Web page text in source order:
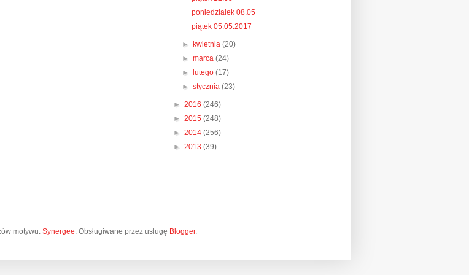
poniedziałek 08.05
piątek 05.05.2017
► kwietnia(20)
►marca(24)
►
lutego(17)
►stycznia(23)
► 2016 (246)
► 2015 (248)
► 2014 (256)
► 2013 (39)
motywu: Synergee. Obsługiwane przez usługę Blogger.